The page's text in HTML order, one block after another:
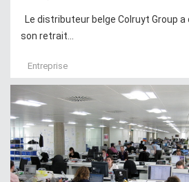
Le distributeur belge Colruyt Group
son retrait...
Entreprise